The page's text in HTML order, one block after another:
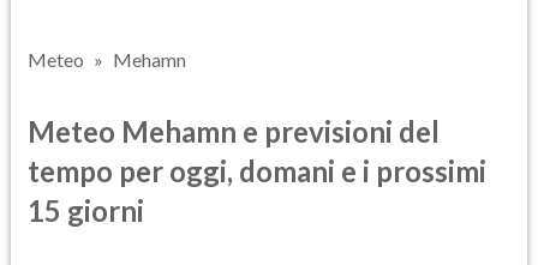
Meteo Mehamn
Meteo Mehamn e previsioni del
tempo per oggi, domani e i prossimi
15 giorni